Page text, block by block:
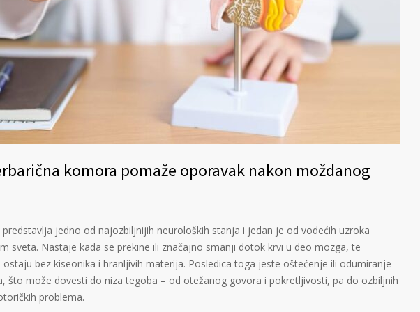
komora pomaže oporavak nakon moždanog
predstavlja jedno od najozbiljnijih neuroloških stanja i jedan je od vodećih uzroka
sveta. Nastaje kada se prekine ili značajno smanji dotok krvi u deo mozga, te
bez kiseonika i hranljivih materija. Posledica toga jeste oštećenje ili odumiranje
što može dovesti do niza tegoba – od otežanog govora i pokretljivosti, pa do ozbiljnih
problema.